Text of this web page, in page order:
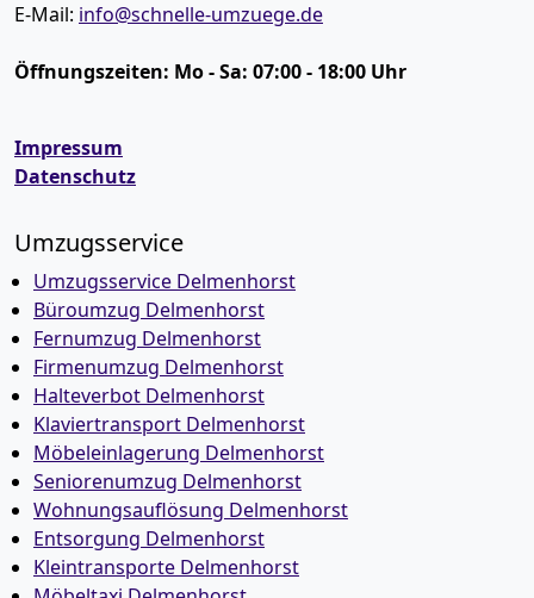
E-Mail: info@schnelle-umzuege.de
Öffnungszeiten: Mo - Sa: 07:00 - 18:00 Uhr
Impressum
Datenschutz
Umzugsservice
Umzugsservice Delmenhorst
Büroumzug Delmenhorst
Fernumzug Delmenhorst
Firmenumzug Delmenhorst
Halteverbot Delmenhorst
Klaviertransport Delmenhorst
Möbeleinlagerung Delmenhorst
Seniorenumzug Delmenhorst
Wohnungsauflösung Delmenhorst
Entsorgung Delmenhorst
Kleintransporte Delmenhorst